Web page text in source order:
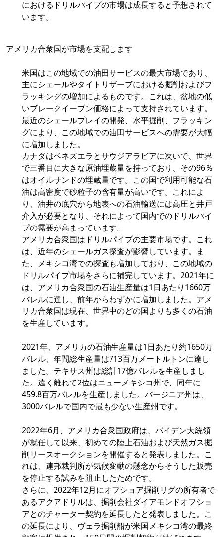
におけるドリルパイプの市場は成長すると予想されて
います。
アメリカ合衆国が市場を支配します
米国はこの地域での油田サービスの最大市場であり、
主にシェールやタイトリザーブにおける掘削およびフ
ラッキングの増加によるものです。これは、盆地の低
いブレークイーブン価格によって支持されています。
最近のシェールプレイの開発、水平掘削、フラッキン
グにより、この地域での油田サービスへの需要が大幅
に増加しました。
カナダはベネズエラとサウジアラビアに次いで、世界
で三番目に大きな原油埋蔵量を持っており、その96％
はオイルサンドの埋蔵量です。この国で利用可能な石
油は高密度で砂粒子の含有量が高いです。これによ
り、油井の底穴から地表への石油輸送には高圧と井戸
介入が必要となり、それによって国内でのドリルパイ
プの需要が高まっています。
アメリカ合衆国はドリルパイプの主要市場です。これ
は、近年のシェールガス探査が影響しています。ま
た、メキシコ湾での探査も増加しており、この地域の
ドリルパイプ市場をさらに補完しています。2021年に
は、アメリカ合衆国の石油生産量は1日あたり1660万
バレルに達し、前年からわずかに増加しました。アメ
リカ合衆国は現在、世界中のどの国よりも多くの石油
を生産しています。
2021年、アメリカの石油生産量は1日あたり約1650万
バレル、年間総生産量は713百万メートルトンに達し
ました。テキサス州は総計17億バレルを生産しまし
た。遠く離れて2位はニューメキシコ州で、同年に
459.8百万バレルを生産しました。バージニア州は、
3000バレルで国内で最も少ない生産州です。
2022年6月、アメリカ合衆国政府は、バイデン大統領
が就任して以来、初めての陸上石油および天然ガス掘
削リースオークションを開催すると発表しました。こ
れは、連邦裁判所が気候変動の懸念からそうした販売
を停止する試みを阻止したためです。
さらに、2022年12月にオフショア掘削リグの所有者で
あるアクアドリルは、掘削会社ダイアモンドオフショ
アとのチャーター契約を延長したと発表しました。こ
の延長により、ヴェラ掘削船が米国メキシコ湾の最終